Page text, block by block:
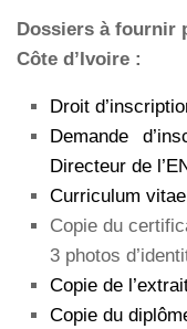
Dossiers à fournir
Côte d’Ivoire :
Droit
Demande
Directeur de
Curriculum
Copie du
3 photos
Copie de
Copie du